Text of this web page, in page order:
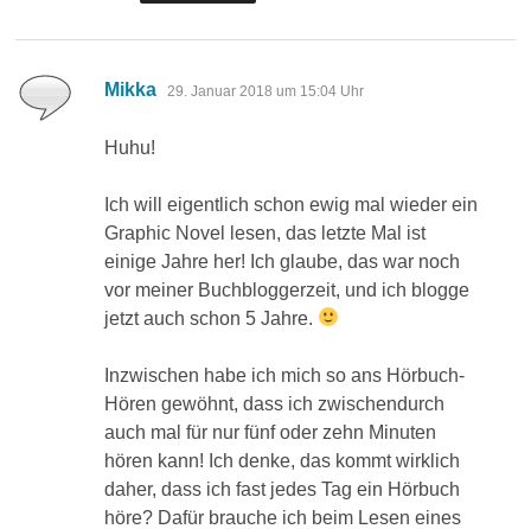
Mikka sagt:
29. Januar 2018 um 15:04 Uhr
Huhu!
Ich will eigentlich schon ewig mal wieder ein
Graphic Novel lesen, das letzte Mal ist
einige Jahre her! Ich glaube, das war noch
vor meiner Buchbloggerzeit, und ich blogge
jetzt auch schon 5 Jahre.
Inzwischen habe ich mich so ans Hörbuch-
Hören gewöhnt, dass ich zwischendurch
auch mal für nur fünf oder zehn Minuten
hören kann! Ich denke, das kommt wirklich
daher, dass ich fast jedes Tag ein Hörbuch
höre? Dafür brauche ich beim Lesen eines